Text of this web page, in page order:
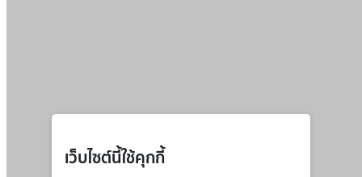
เว็บไซต์นี้ใช้คุกกี้